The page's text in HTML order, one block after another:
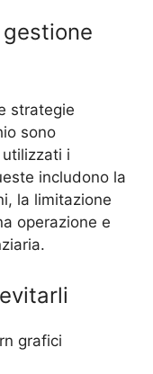
strategie
sono
i
includono la
la limitazione
operazione e
grafici